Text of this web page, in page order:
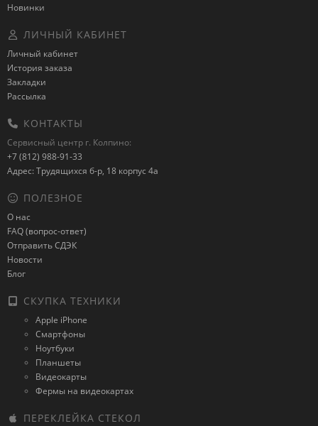
Новинки
ЛИЧНЫЙ КАБИНЕТ
Личный кабинет
История заказа
Закладки
Рассылка
КОНТАКТЫ
Сервисный центр г. Колпино:
+7 (812) 988-91-33
Адрес: Трудящихся б-р, 18 корпус 4а
ПОЛЕЗНОЕ
О нас
FAQ (вопрос-ответ)
Отправить СДЭК
Новости
Блог
СКУПКА ТЕХНИКИ
Apple iPhone
Смартфоны
Ноутбуки
Планшеты
Видеокарты
Фермы на видеокартах
ПЕРЕКЛЕЙКА СТЕКОЛ